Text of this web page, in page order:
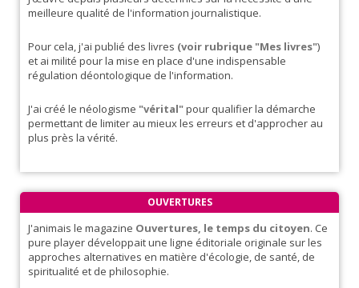
meilleure qualité de l'information journalistique.
Pour cela, j'ai publié des livres (voir rubrique "Mes livres")
et ai milité pour la mise en place d'une indispensable
régulation déontologique de l'information.
J'ai créé le néologisme "vérital"pour qualifier la démarche
permettant de limiter au mieux les erreurs et d'approcher au
plus près la vérité.
OUVERTURES
J'animais le magazine Ouvertures, le temps du citoyen. Ce
pure player développait une ligne éditoriale originale sur les
approches alternatives en matière d'écologie, de santé, de
spiritualité et de philosophie.